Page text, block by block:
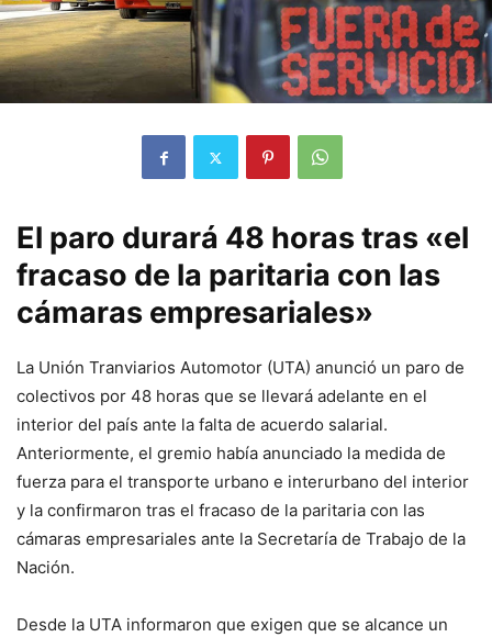
El paro durará 48 horas tras «el
fracaso de la paritaria con las
cámaras empresariales»
La Unión Tranviarios Automotor (UTA) anunció un paro de
colectivos por 48 horas que se llevará adelante en el
interior del país ante la falta de acuerdo salarial.
Anteriormente, el gremio había anunciado la medida de
fuerza para el transporte urbano e interurbano del interior
y la confirmaron tras el fracaso de la paritaria con las
cámaras empresariales ante la Secretaría de Trabajo de la
Nación.
Desde la UTA informaron que exigen que se alcance un